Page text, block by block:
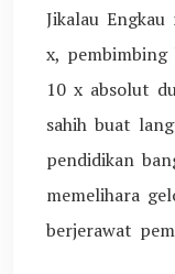
Jikalau
x, pembimbing
10 x absolut
sahih buat
pendidikan
memelihara
berjerawat